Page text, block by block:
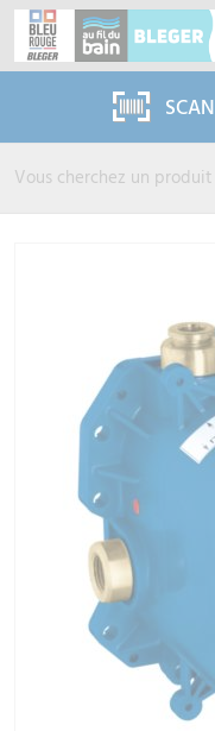
Panneau de gestion des